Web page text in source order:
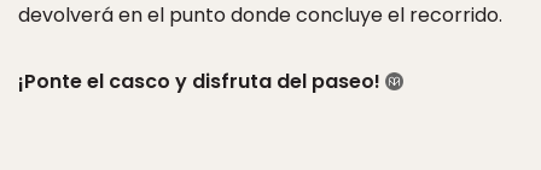
devolverá en el punto donde concluye el recorrido.
¡Ponte el casco y disfruta del paseo!